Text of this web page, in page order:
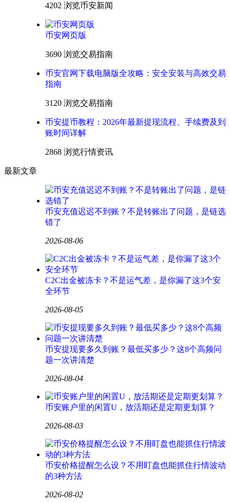
4202 浏览币安新闻
币安网页版
3690 浏览交易指南
币安官网下载电脑版全攻略：安全安装与高效交易
指南
3120 浏览交易指南
币安提币教程：2026年最新提现流程、手续费及到
账时间详解
2868 浏览行情资讯
最新文章
币安充值迟迟不到账？不是转账出了问题，是链选
错了
2026-08-06
C2C出金被冻卡？不是运气差，是你漏了这3个安
全环节
2026-08-05
币安提现要多久到账？最低买多少？这8个高频问
题一次讲清楚
2026-08-04
币安账户里的闲置U，放活期还是定期更划算？
2026-08-03
币安价格提醒怎么设？不用盯盘也能抓住行情波动
的3种方法
2026-08-02